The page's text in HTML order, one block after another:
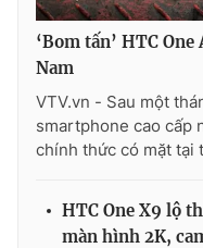
THỜI BÁO VTV
Theo dõi báo trên
‘Bom tấn’ HTC
Nam
VTV.vn - Sau một
smartphone cao cấp
chính thức có mặt tại
HTC One X9 lộ
màn hình 2K,